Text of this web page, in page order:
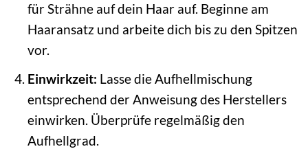
für Strähne auf dein Haar auf. Beginne am
Haaransatz und arbeite dich bis zu den Spitzen
vor.
Einwirkzeit: Lasse die Aufhellmischung
entsprechend der Anweisung des Herstellers
einwirken. Überprüfe regelmäßig den
Aufhellgrad.